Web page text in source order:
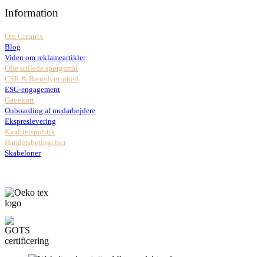
Information
Om Creatrix
Blog
Viden om reklameartikler
Ofte stillede spørgsmål
CSR & Bæredygtighed
ESG-engagement
Gavekort
Onboarding af medarbejdere
Ekspreslevering
Kvalitetspolitik
Handelsbetingelser
Skabeloner